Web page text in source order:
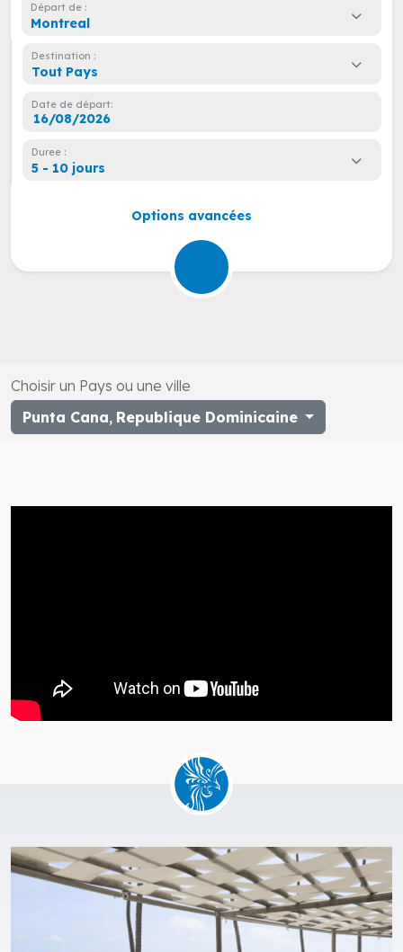
Départ de :
Montreal
Destination :
Tout Pays
Date de départ:
Duree :
5 - 10 jours
Options avancées
Choisir un Pays ou une ville
Punta Cana, Republique Dominicaine